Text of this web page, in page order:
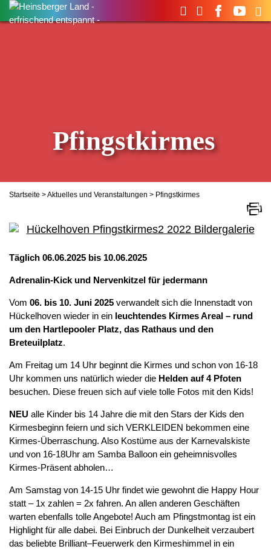
Suchen
nach:
Pfingstkirmes
Startseite >Aktuelles und Veranstaltungen > Pfingstkirmes
Täglich 06.06.2025 bis 10.06.2025
Adrenalin-Kick und Nervenkitzel für jedermann
Vom 06. bis 10. Juni 2025 verwandelt sich die Innenstadt von
Hückelhoven wieder in ein leuchtendes Kirmes Areal – rund
um den Hartlepooler Platz, das Rathaus und den
Breteuilplatz.
Am Freitag um 14 Uhr beginnt die Kirmes und schon von 16-18
Uhr kommen uns natürlich wieder die Helden auf 4 Pfoten
besuchen. Diese freuen sich auf viele tolle Fotos mit den Kids!
NEU alle Kinder bis 14 Jahre die mit den Stars der Kids den
Kirmesbeginn feiern und sich VERKLEIDEN bekommen eine
Kirmes-Überraschung. Also Kostüme aus der Karnevalskiste
und von 16-18Uhr am Samba Balloon ein geheimnisvolles
Kirmes-Präsent abholen…
Am Samstag von 14-15 Uhr findet wie gewohnt die Happy Hour
statt – 1x zahlen = 2x fahren. An allen anderen Geschäften
warten ebenfalls tolle Angebote! Auch am Pfingstmontag ist ein
Highlight für alle dabei. Bei Einbruch der Dunkelheit verzaubert
das beliebte Brilliant–Feuerwerk den Kirmeshimmel in ein